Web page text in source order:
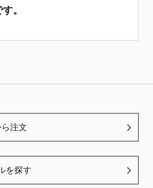
。
注文
を探す